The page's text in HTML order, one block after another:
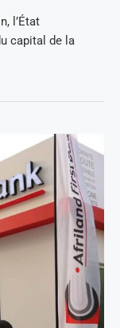
l’État
capital de la